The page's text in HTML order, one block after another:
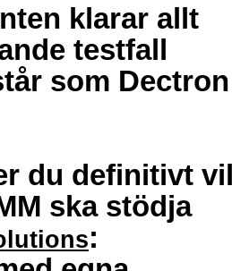
klarar allt
testfall
som Dectron
du definitivt
ska stödja
: